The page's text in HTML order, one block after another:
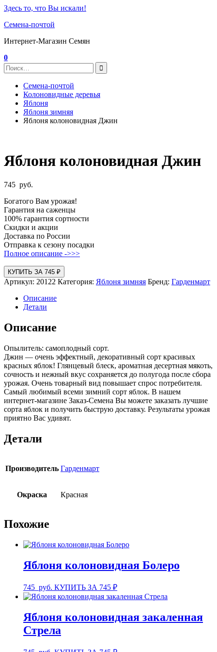
Здесь то, что Вы искали!
Семена-почтой
Интернет-Магазин Семян
0
Семена-почтой
Колоновидные деревья
Яблоня
Яблоня зимняя
Яблоня колоновидная Джин
Яблоня колоновидная Джин
745 руб.
Богатого Вам урожая!
Гарантия на саженцы
100% гарантия сортности
Скидки и акции
Доставка по России
Отправка к сезону посадки
Полное описание ->>>
КУПИТЬ ЗА 745 ₽
Артикул: 20122 Категория: Яблоня зимняя Бренд: Гарденмарт
Описание
Детали
Описание
Опылитель: самоплодный сорт.
Джин — очень эффектный, декоративный сорт красивых
красных яблок! Глянцевый блеск, ароматная десертная мякоть,
сочность и нежный вкус сохраняется до полугода после сбора
урожая. Очень товарный вид повышает спрос потребителя.
Самый любимый всеми зимний сорт яблок. В нашем
интернет-магазине Заказ-Семена Вы можете заказать лучшие
сорта яблок и получить быструю доставку. Результаты урожая
приятно Вас удивят.
Детали
Производитель Гарденмарт
Окраска Красная
Похожие
Яблоня колоновидная Болеро
745 руб. КУПИТЬ ЗА 745 ₽
Яблоня колоновидная закаленная
Стрела